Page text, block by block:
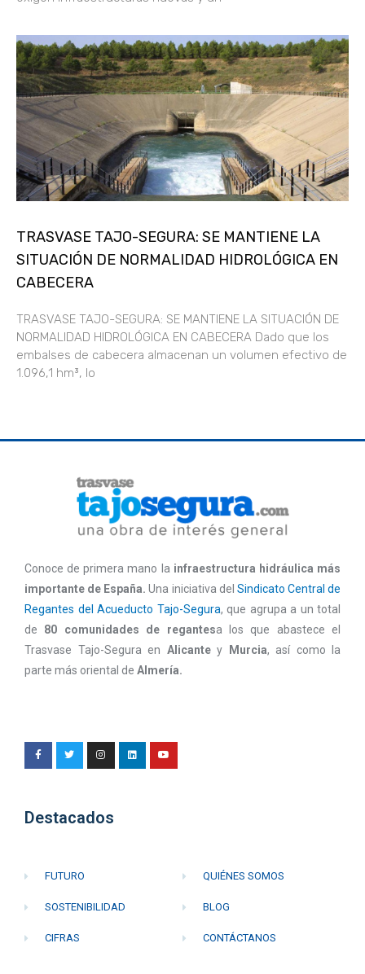
TRASVASE TAJO-SEGURA: SE MANTIENE LA
SITUACIÓN DE NORMALIDAD HIDROLÓGICA EN
CABECERA
TRASVASE TAJO-SEGURA: SE MANTIENE LA SITUACIÓN DE
NORMALIDAD HIDROLÓGICA EN CABECERA Dado que los
embalses de cabecera almacenan un volumen efectivo de
1.096,1 hm³, lo
Conoce de primera mano la infraestructura hidráulica más
importante de España.Una iniciativa del Sindicato Central de
Regantes del Acueducto Tajo-Segura, que agrupa a un total
de 80 comunidades de regantesa los que abastece el
Trasvase Tajo-Segura en Alicante y Murcia, así como la
parte más oriental de Almería.
Destacados
FUTURO
SOSTENIBILIDAD
CIFRAS
QUIÉNES SOMOS
BLOG
CONTÁCTANOS